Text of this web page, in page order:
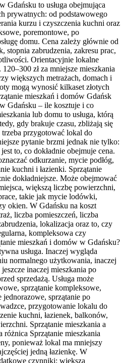
Gdańsku to usługa obejmująca
prywatnych: od podstawowego
kurzu i czyszczenia kuchni oraz
poremontowe, po
domu. Cena zależy głównie od
stopnia zabrudzenia, zakresu prac,
Orientacyjnie lokalne
zł za mniejsze mieszkania
większych metrażach, domach i
mogą wynosić kilkaset złotych
mieszkań i domów Gdańsk
Gdańsku – ile kosztuje i co
lub domu to usługa, którą
gdy brakuje czasu, zbliżają się
przygotować lokal do
pytanie brzmi jednak nie tylko:
to, co dokładnie obejmuje cena.
odkurzanie, mycie podłóg,
kuchni i łazienki. Sprzątanie
dokładniejsze. Może obejmować
większą liczbę powierzchni,
takie jak mycie lodówki,
okien. W Gdańsku na koszt
liczba pomieszczeń, liczba
lokalizacja oraz to, czy
kompleksowa czy
mieszkań i domów w Gdańsku?
usługa. Inaczej wygląda
normalnego użytkowania, inaczej
inaczej mieszkania po
sprzedażą. Usługa może
sprzątanie kompleksowe,
jednorazowe, sprzątanie po
przygotowanie lokalu do
kuchni, łazienek, balkonów,
Sprzątanie mieszkania a
różnica Sprzątanie mieszkania
ponieważ lokal ma mniejszy
jedną łazienkę. W
czynniki: większa